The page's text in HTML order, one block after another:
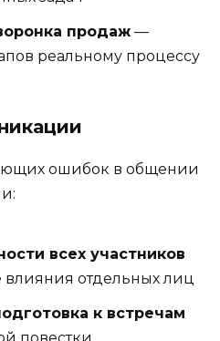
продаж —
реальному процессу
ошибок в общении
всех участников
отдельных лиц
к встречам